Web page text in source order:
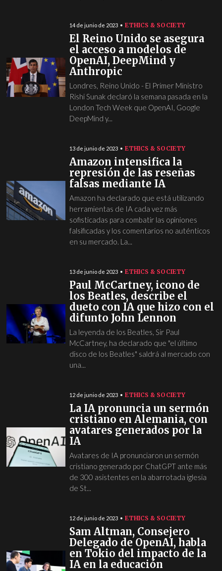
14 de junio de 2023 ETHICS & SOCIETY
El Reino Unido se asegura
el acceso a modelos de
OpenAI, DeepMind y
Anthropic
Londres, Reino Unido - El Primer Ministro
Rishi Sunak declaró la semana pasada en la
London Tech Week que OpenAI, Google
DeepMind y...
13 de junio de 2023 ETHICS & SOCIETY
Amazon intensifica la
represión de las reseñas
falsas mediante IA
Amazon ha declarado que está utilizando
herramientas de IA cada vez más
sofisticadas para combatir las opiniones
falsificadas y los comentarios no auténticos
en su mercado. La...
13 de junio de 2023 ETHICS & SOCIETY
Paul McCartney, icono de
los Beatles, describe el
dueto con IA que hizo con el
difunto John Lennon
La leyenda de los Beatles, Sir Paul
McCartney, ha declarado que "el último
disco de los Beatles" saldrá al mercado con
una...
12 de junio de 2023 ETHICS & SOCIETY
La IA pronuncia un sermón
cristiano en Alemania, con
avatares generados por la
IA
Avatares de IA pronunciaron un sermón
cristiano generado por ChatGPT ante más
de 300 asistentes en la abarrotada iglesia
de St...
12 de junio de 2023 ETHICS & SOCIETY
Sam Altman, Consejero
Delegado de OpenAI, habla
en Tokio del impacto de la
IA en la educación